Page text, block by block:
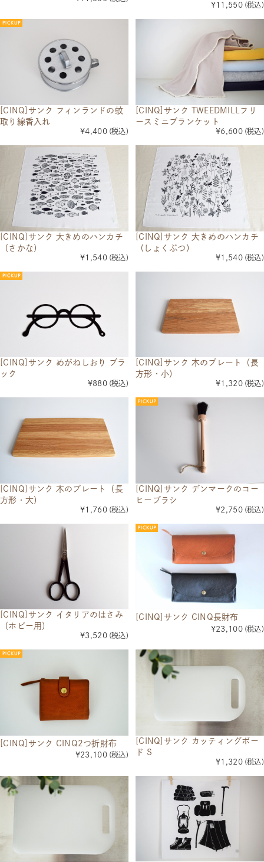
¥11,550 (税込)
[CINQ]サンク フィンランドの蚊
取り線香入れ
¥4,400 (税込)
[CINQ]サンク TWEEDMILLフリ
ースミニブランケット
¥6,600 (税込)
[CINQ]サンク 大きめのハンカチ
（さかな）
¥1,540 (税込)
[CINQ]サンク 大きめのハンカチ
（しょくぶつ）
¥1,540 (税込)
[CINQ]サンク めがねしおり ブラ
ック
¥880 (税込)
[CINQ]サンク 木のプレート（長
方形・小）
¥1,320 (税込)
[CINQ]サンク 木のプレート（長
方形・大）
¥1,760 (税込)
[CINQ]サンク デンマークのコー
ヒーブラシ
¥2,750 (税込)
[CINQ]サンク イタリアのはさみ
（ホビー用）
¥3,520 (税込)
[CINQ]サンク CINQ長財布
¥23,100 (税込)
[CINQ]サンク CINQ2つ折財布
¥23,100 (税込)
[CINQ]サンク カッティングボー
ド S
¥1,320 (税込)